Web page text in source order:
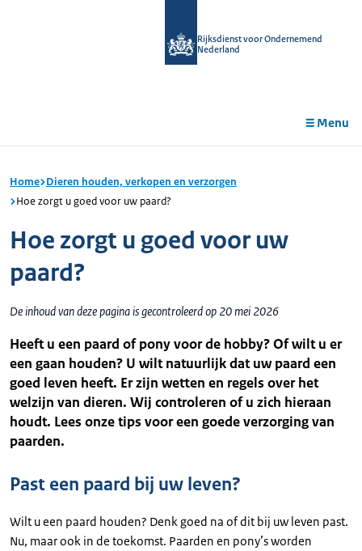
Rijksdienst voor Ondernemend
Nederland
Menu
Home Dieren houden, verkopen en verzorgen
Hoe zorgt u goed voor uw paard?
Hoe zorgt u goed voor uw
paard?
De inhoud van deze pagina is gecontroleerd op 20 mei 2026
Heeft u een paard of pony voor de hobby? Of wilt u er
een gaan houden? U wilt natuurlijk dat uw paard een
goed leven heeft. Er zijn wetten en regels over het
welzijn van dieren. Wij controleren of u zich hieraan
houdt. Lees onze tips voor een goede verzorging van
paarden.
Past een paard bij uw leven?
Wilt u een paard houden? Denk goed na of dit bij uw leven past.
Nu, maar ook in de toekomst. Paarden en pony’s worden